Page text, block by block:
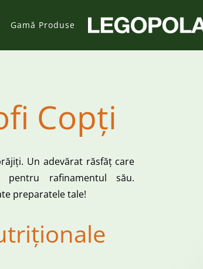
Gamă Produse
Copți
Un adevărat răsfăț care
rafinamentul său.
preparatele tale!